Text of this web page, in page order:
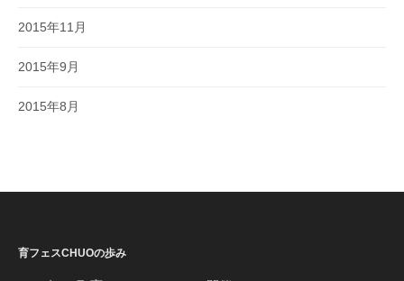
2015年11月
2015年9月
2015年8月
育フェスCHUOの歩み